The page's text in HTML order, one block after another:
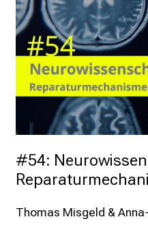
#54:
Thomas Misgeld &